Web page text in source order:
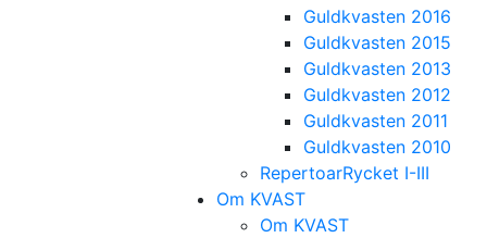
Guldkvasten 2016
Guldkvasten 2015
Guldkvasten 2013
Guldkvasten 2012
Guldkvasten 2011
Guldkvasten 2010
RepertoarRycket I-III
Om KVAST
Om KVAST